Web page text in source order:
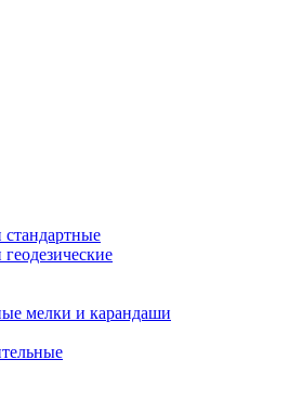
стандартные
геодезические
мелки и карандаши